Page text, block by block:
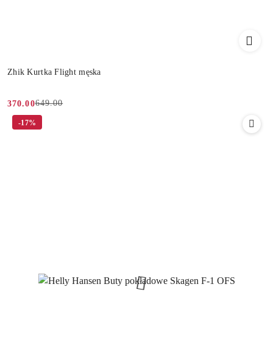
Zhik Kurtka Flight męska
Cena
promocyjna:
370.00
Cena
przed
649.00
-17%